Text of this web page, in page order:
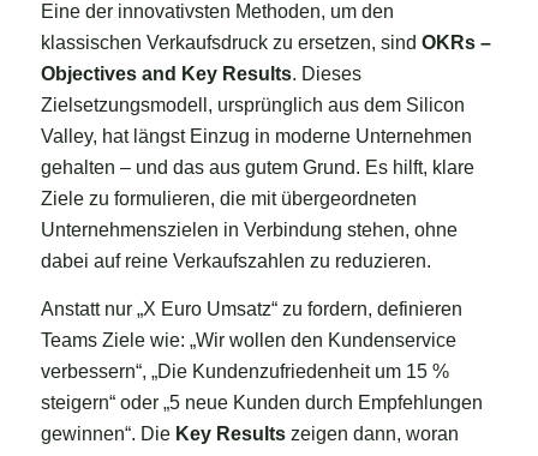
Eine der innovativsten Methoden, um den
klassischen Verkaufsdruck zu ersetzen, sind OKRs –
Objectives and Key Results. Dieses
Zielsetzungsmodell, ursprünglich aus dem Silicon
Valley, hat längst Einzug in moderne Unternehmen
gehalten – und das aus gutem Grund. Es hilft, klare
Ziele zu formulieren, die mit übergeordneten
Unternehmenszielen in Verbindung stehen, ohne
dabei auf reine Verkaufszahlen zu reduzieren.
Anstatt nur „X Euro Umsatz“ zu fordern, definieren
Teams Ziele wie: „Wir wollen den Kundenservice
verbessern“, „Die Kundenzufriedenheit um 15 %
steigern“ oder „5 neue Kunden durch Empfehlungen
gewinnen“. Die Key Resultszeigen dann, woran